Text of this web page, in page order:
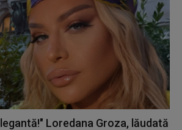
Loredana Groza, lăudată